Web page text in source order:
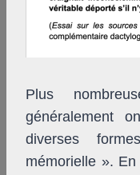
Plus
généralement
diverses
mémorielle ».